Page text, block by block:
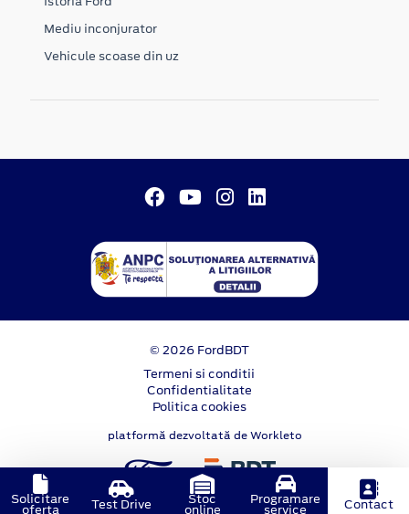
Mediu inconjurator
Vehicule scoase din uz
© 2026 FordBDT
Termeni si conditii
Confidentialitate
Politica cookies
platformă dezvoltată de Workleto
Solicitare
oferta Test Drive Stoc
online
Programare
service Contact